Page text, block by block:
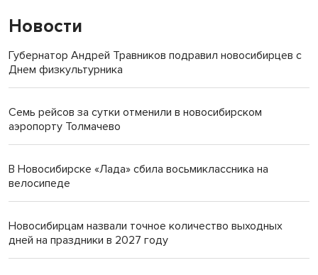
Новости
Губернатор Андрей Травников подравил новосибирцев с
Днем физкультурника
Семь рейсов за сутки отменили в новосибирском
аэропорту Толмачево
В Новосибирске «Лада» сбила восьмиклассника на
велосипеде
Новосибирцам назвали точное количество выходных
дней на праздники в 2027 году